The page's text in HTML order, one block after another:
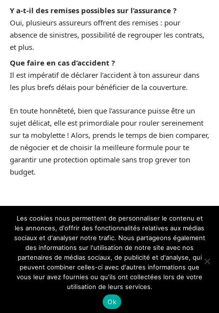
Y a-t-il des remises possibles sur l’assurance ?
Oui, plusieurs assureurs offrent des remises : pour
absence de sinistres, possibilité de regrouper les contrats,
et plus.
Que faire en cas d’accident ?
Il est impératif de déclarer l’accident à ton assureur dans
les plus brefs délais pour bénéficier de la couverture.
En toute honnêteté, bien que l’assurance puisse être un
sujet délicat, elle est primordiale pour rouler sereinement
sur ta mobylette ! Alors, prends le temps de bien comparer,
de négocier et de choisir la meilleure formule pour te
garantir une protection optimale sans trop grever ton
budget.
D'autres articles
© 2026 | garage-solidaire-hainaut.fr
Contact Mentions légales Sitemap
Les cookies nous permettent de personnaliser le contenu et
les annonces, d'offrir des fonctionnalités relatives aux médias
sociaux et d'analyser notre trafic. Nous partageons également
des informations sur l'utilisation de notre site avec nos
partenaires de médias sociaux, de publicité et d'analyse, qui
peuvent combiner celles-ci avec d'autres informations que
vous leur avez fournies ou qu'ils ont collectées lors de votre
utilisation de leurs services.
Ok